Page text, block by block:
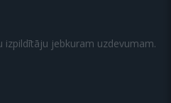
jebkuram uzdevumam.